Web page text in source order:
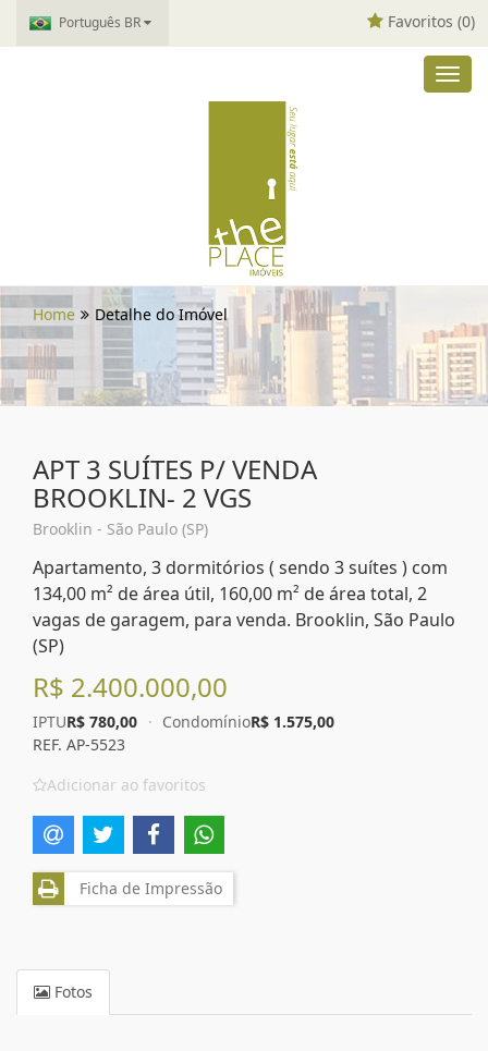
Português BR Favoritos (0)
Home Detalhe do Imóvel
APT 3 SUÍTES P/ VENDA
BROOKLIN- 2 VGS
Brooklin - São Paulo (SP)
Apartamento, 3 dormitórios ( sendo 3 suítes ) com
134,00 m² de área útil, 160,00 m² de área total, 2
vagas de garagem, para venda. Brooklin, São Paulo
(SP)
R$ 2.400.000,00
IPTUR$ 780,00 · CondomínioR$ 1.575,00
REF. AP-5523
Adicionar ao favoritos
Ficha de Impressão
Fotos